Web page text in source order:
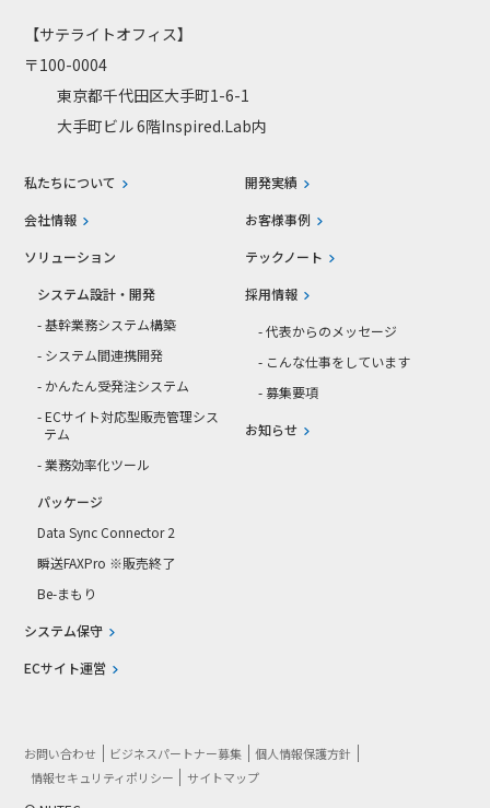
【サテライトオフィス】
〒100-0004
東京都千代田区大手町1-6-1
大手町ビル 6階Inspired.Lab内
私たちについて
会社情報
ソリューション
システム設計・開発
- 基幹業務システム構築
- システム間連携開発
- かんたん受発注システム
- ECサイト対応型販売管理シス
テム
- 業務効率化ツール
パッケージ
Data Sync Connector 2
瞬送FAXPro ※販売終了
Be-まもり
システム保守
ECサイト運営
開発実績
お客様事例
テックノート
採用情報
- 代表からのメッセージ
- こんな仕事をしています
- 募集要項
お知らせ
お問い合わせ ビジネスパートナー募集
個人情報保護方針
情報セキュリティポリシー
サイトマップ